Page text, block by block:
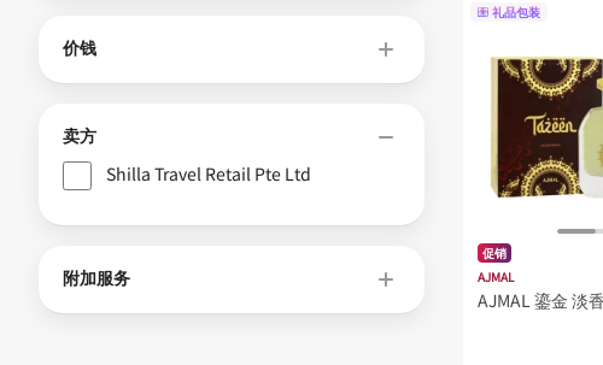
价钱
卖方
Shilla Travel Retail Pte Ltd
附加服务
礼品包装
促销
AJMAL
AJMAL 鎏金 淡